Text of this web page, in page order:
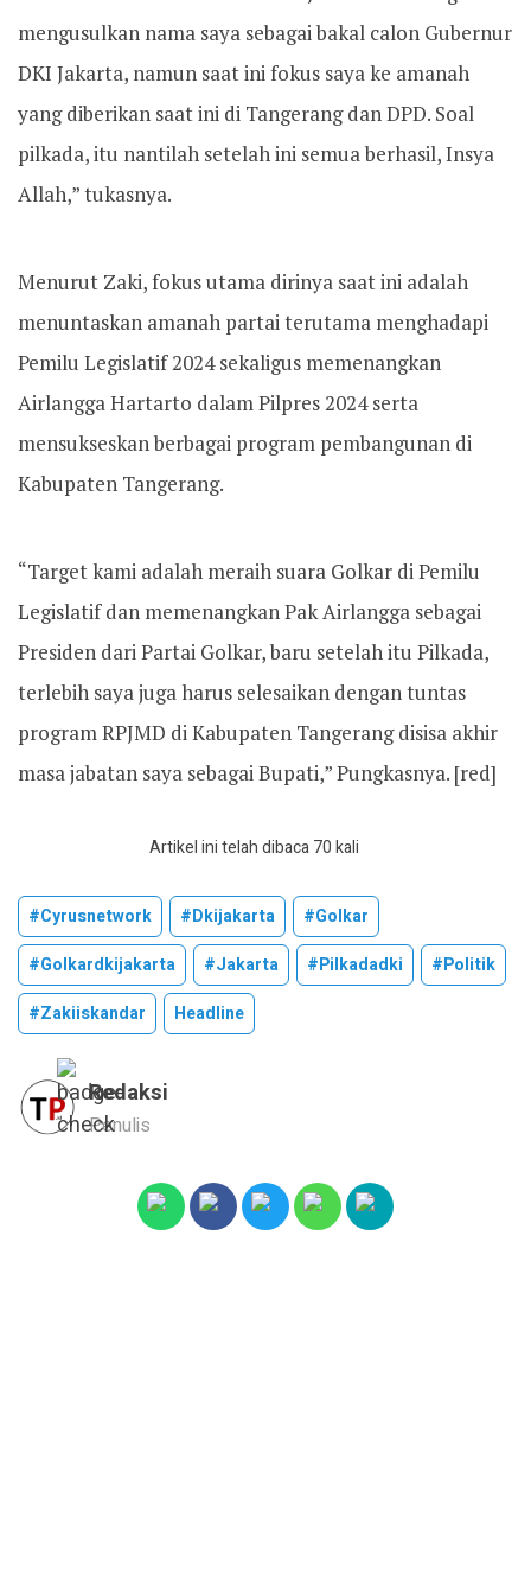
mengusulkan nama saya sebagai bakal calon Gubernur
DKI Jakarta, namun saat ini fokus saya ke amanah
yang diberikan saat ini di Tangerang dan DPD. Soal
pilkada, itu nantilah setelah ini semua berhasil, Insya
Allah,” tukasnya.
Menurut Zaki, fokus utama dirinya saat ini adalah
menuntaskan amanah partai terutama menghadapi
Pemilu Legislatif 2024 sekaligus memenangkan
Airlangga Hartarto dalam Pilpres 2024 serta
mensukseskan berbagai program pembangunan di
Kabupaten Tangerang.
“Target kami adalah meraih suara Golkar di Pemilu
Legislatif dan memenangkan Pak Airlangga sebagai
Presiden dari Partai Golkar, baru setelah itu Pilkada,
terlebih saya juga harus selesaikan dengan tuntas
program RPJMD di Kabupaten Tangerang disisa akhir
masa jabatan saya sebagai Bupati,” Pungkasnya. [red]
Artikel ini telah dibaca 70 kali
#cyrusnetwork #dkijakarta
#golkar
#golkardkijakarta
#jakarta #pilkadadki
#politik
#zakiiskandar
Headline
Redaksi
Penulis